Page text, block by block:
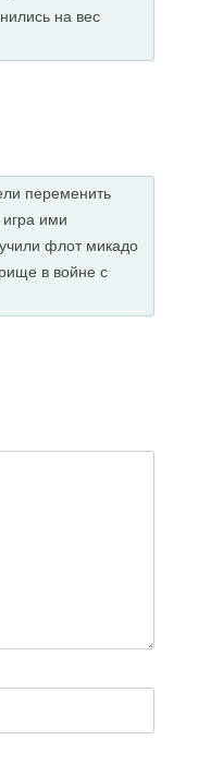
на вес
переменить
игра ими
флот микадо
в войне с